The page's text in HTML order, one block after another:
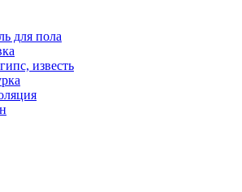
для пола
известь